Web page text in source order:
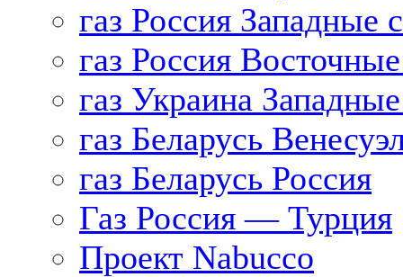
газ Россия Западные
газ Россия
газ Украина
газ Беларусь
газ Беларусь Россия
Газ Россия — Турция
Проект Nabucco